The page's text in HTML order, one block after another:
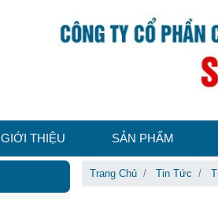
GIỚI THIỆU SẢN PHẨM
Trang Chủ Tin Tức